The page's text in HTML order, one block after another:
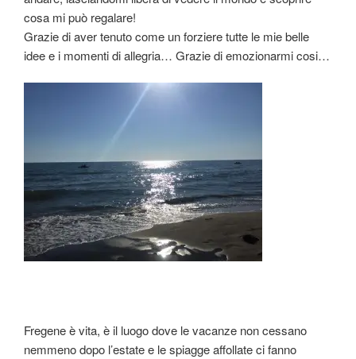
cosa mi può regalare!
Grazie di aver tenuto come un forziere tutte le mie belle
idee e i momenti di allegria… Grazie di emozionarmi cosi…
Fregene è vita, è il luogo dove le vacanze non cessano
nemmeno dopo l’estate e le spiagge affollate ci fanno